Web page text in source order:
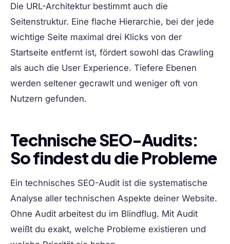
Die URL-Architektur bestimmt auch die
Seitenstruktur. Eine flache Hierarchie, bei der jede
wichtige Seite maximal drei Klicks von der
Startseite entfernt ist, fördert sowohl das Crawling
als auch die User Experience. Tiefere Ebenen
werden seltener gecrawlt und weniger oft von
Nutzern gefunden.
Technische SEO-Audits:
So findest du die Probleme
Ein technisches SEO-Audit ist die systematische
Analyse aller technischen Aspekte deiner Website.
Ohne Audit arbeitest du im Blindflug. Mit Audit
weißt du exakt, welche Probleme existieren und